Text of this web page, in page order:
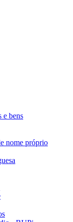
e bens
nome próprio